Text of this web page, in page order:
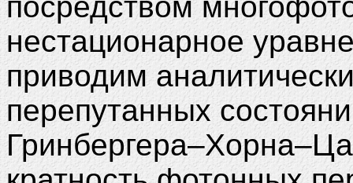
нестационарное
приводим
перепутанных